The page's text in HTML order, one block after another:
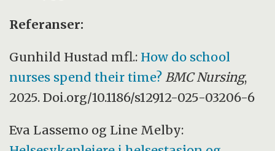
Referanser:
Gunhild Hustad mfl.: How do school
nurses spend their time? BMC Nursing,
2025. Doi.org/10.1186/s12912-025-03206-6
Eva Lassemo og Line Melby: